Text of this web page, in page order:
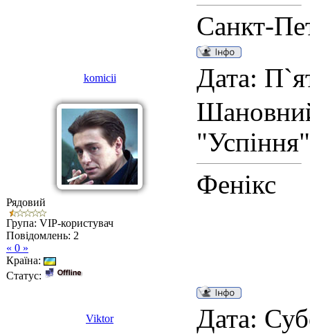
Санкт-
komicii Дата:
Рядовий
Група: VIP-користувач
Повідомлень: 2
« 0 »
Країна:
Статус:
Фенікс
Viktor Дата: